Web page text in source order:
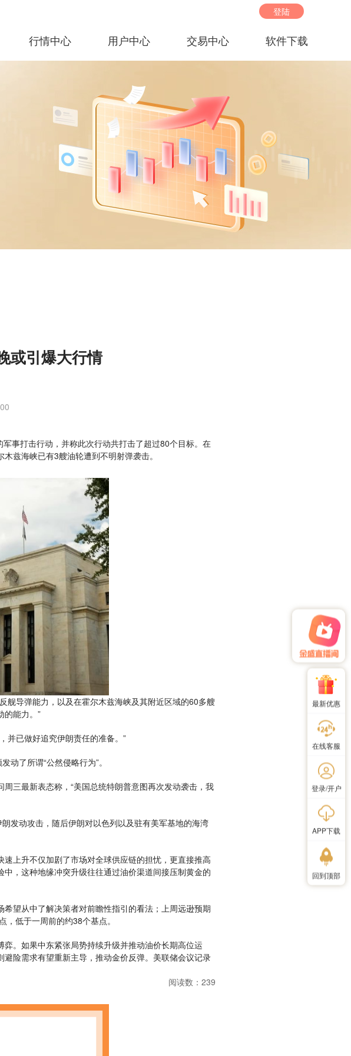
登陆
行情中心 用户中心 交易中心 软件下载
最新优惠
在线客服
登录/开户
APP下载
回到顶部
或引爆大行情
事打击行动，并称此次行动共打击了超过80个目标。在
兹海峡已有3艘油轮遭到不明射弹袭击。
舰导弹能力，以及在霍尔木兹海峡及其附近区域的60多艘
的能力。”
并已做好追究伊朗责任的准备。”
动了所谓“公然侵略行为”。
三最新表态称，“美国总统特朗普意图再次发动袭击，我
发动攻击，随后伊朗对以色列以及驻有美军基地的海湾
上升不仅加剧了市场对全球供应链的担忧，更直接推高
，这种地缘冲突升级往往通过油价渠道间接压制黄金的
望从中了解决策者对前瞻性指引的看法；上周远逊预期
低于一周前的约38个基点。
。如果中东紧张局势持续升级并推动油价长期高位运
险需求有望重新主导，推动金价反弹。美联储会议记录
阅读数：239